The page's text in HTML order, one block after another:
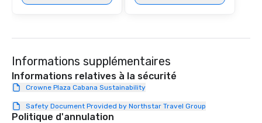
Informations supplémentaires
Informations relatives à la sécurité
Crowne Plaza Cabana Sustainability
Safety Document Provided by Northstar Travel Group
Politique d'annulation